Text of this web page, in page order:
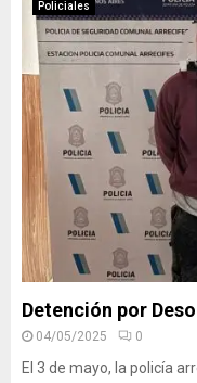
Policiales
Detención por
04/05/2025 0
El 3 de mayo, la policía